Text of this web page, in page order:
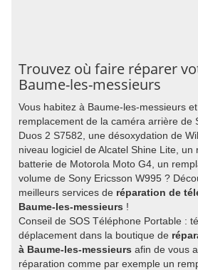
Trouvez où faire réparer
Baume-les-messieurs
Vous habitez à Baume-les-messieurs
remplacement de la caméra arrière de
Duos 2 S7582, une désoxydation de
niveau logiciel de Alcatel Shine Lite, un
batterie de Motorola Moto G4, un
volume de Sony Ericsson W995 ?
meilleurs services de réparation de
Baume-les-messieurs !
Conseil de SOS Téléphone Portable :
déplacement dans la boutique de
à Baume-les-messieurs afin de vous
réparation comme par exemple un